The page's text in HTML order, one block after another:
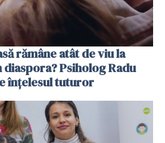
rămâne atât de viu la
Psiholog Radu
înțelesul tuturor